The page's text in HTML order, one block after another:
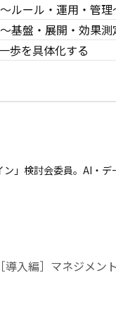
ルール・運用・管理
基盤・展開・効果測
歩を具体化する
」検討会委員。AI・
入編］マネジメン